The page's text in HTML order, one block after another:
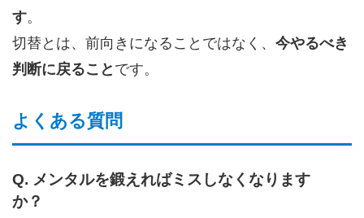
す。
切替とは、前向きになることではなく、 今やるべき
判断に戻ることです。
よくある質問
Q. メンタルを鍛えればミスしなくなります
か？